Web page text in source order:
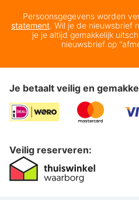
Persoonsgegevens worden
statement. Wil je de nieuwsbrief
je je altijd gemakkelijk
nieuwsbrief op
Je betaalt veilig en
Veilig reserveren: